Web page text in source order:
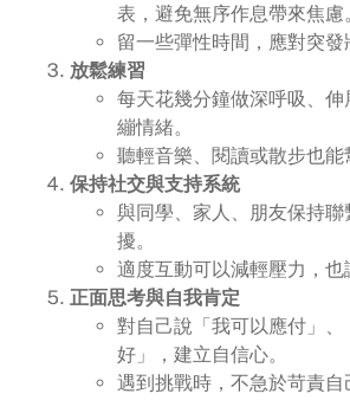
表，避免無序作息帶來焦慮
留一些彈性時間，應對突發
放鬆練習
每天花幾分鐘做深呼吸、
繃情緒。
聽輕音樂、閱讀或散步也能
保持社交與支持系統
與同學、家人、朋友保持聯
擾。
適度互動可以減輕壓力，也
正面思考與自我肯定
對自己說「我可以應付」
好」，建立自信心。
遇到挑戰時，不急於苛責自